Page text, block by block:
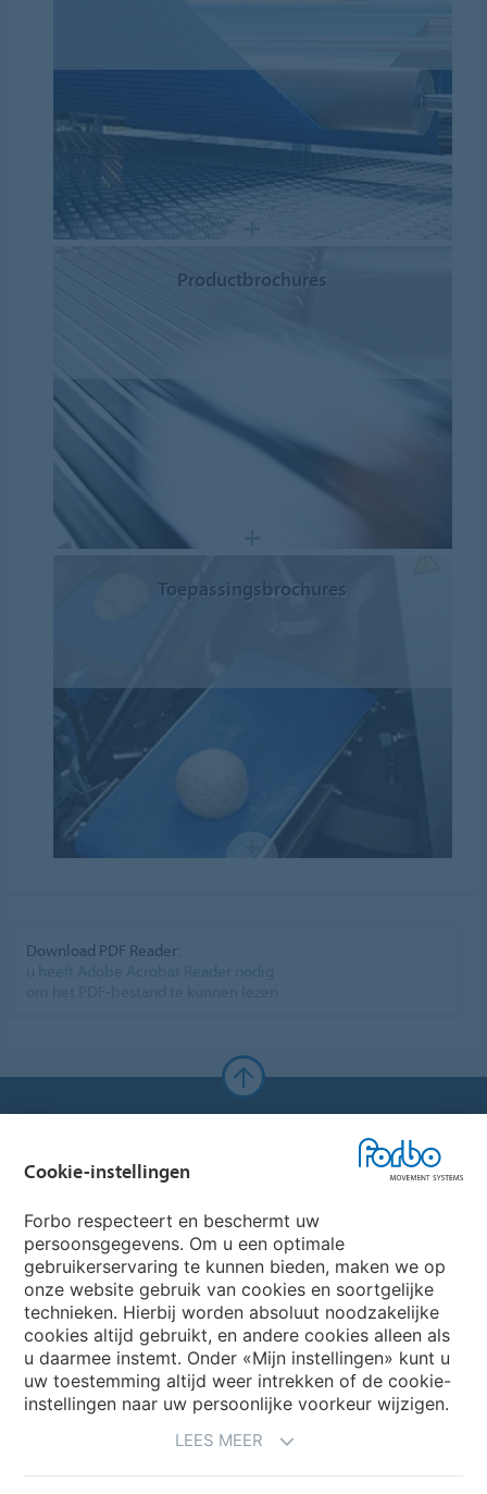
Productbrochures
Toepassingsbrochures
Download PDF Reader:
Forbo Websites
Forbo Group
Forbo Flooring Systems
Forbo Movement Systems
Selecteer een Land
Cookie-instellingen
Forbo respecteert en beschermt uw
persoonsgegevens. Om u een optimale
gebruikerservaring te kunnen bieden, maken we op
onze website gebruik van cookies en soortgelijke
technieken. Hierbij worden absoluut noodzakelijke
cookies altijd gebruikt, en andere cookies alleen als
u daarmee instemt. Onder «Mijn instellingen» kunt u
uw toestemming altijd weer intrekken of de cookie-
instellingen naar uw persoonlijke voorkeur wijzigen.
LEES MEER